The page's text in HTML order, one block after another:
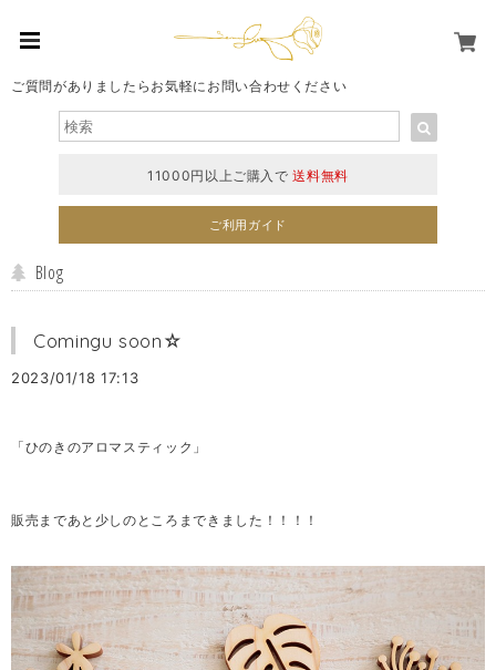
ご質問がありましたらお気軽にお問い合わせください
11000円以上ご購入で送料無料
ご利用ガイド
Blog
Comingu soon☆
2023/01/18 17:13
「ひのきのアロマスティック」
販売まであと少しのところまできました！！！！